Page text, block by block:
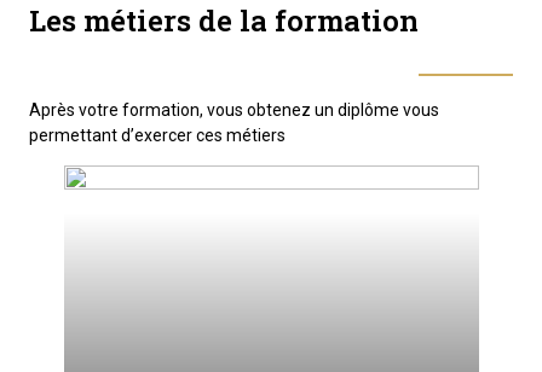
Les métiers de la formation
Après votre formation, vous obtenez un diplôme vous
permettant d’exercer ces métiers